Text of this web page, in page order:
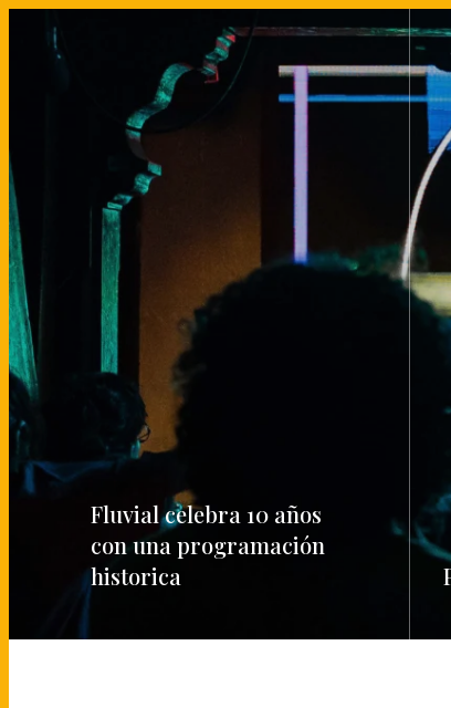
Fluvial celebra 10 años
con una programación
historica